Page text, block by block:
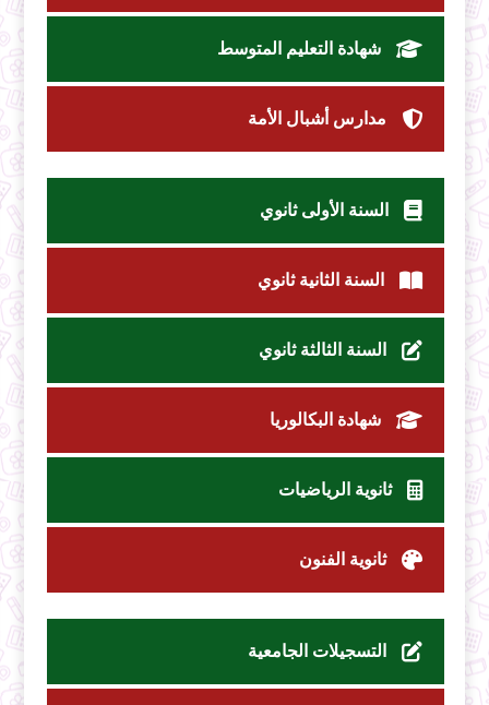
شهادة التعليم المتوسط
مدارس أشبال الأمة
السنة الأولى ثانوي
السنة الثانية ثانوي
السنة الثالثة ثانوي
شهادة البكالوريا
ثانوية الرياضيات
ثانوية الفنون
التسجيلات الجامعية